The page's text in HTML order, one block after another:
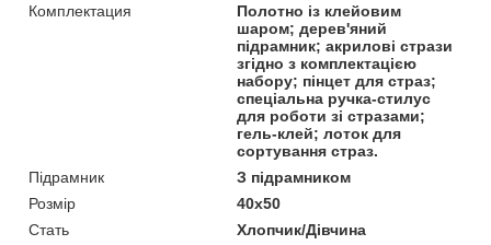
Комплектация
Полотно із клейовим
шаром; дерев'яний
підрамник; акрилові стрази
згідно з комплектацією
набору; пінцет для страз;
спеціальна ручка-стилус
для роботи зі стразами;
гель-клей; лоток для
сортування страз.
Підрамник
З підрамником
Розмір
40х50
Стать
Хлопчик/Дiвчина